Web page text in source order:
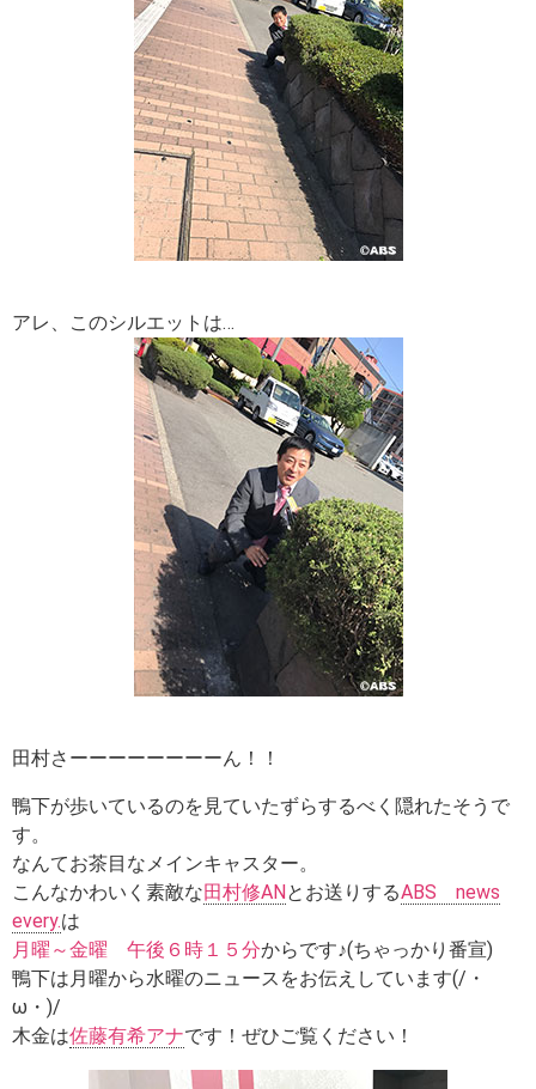
アレ、このシルエットは…
田村さーーーーーーーーん！！
鴨下が歩いているのを見ていたずらするべく隠れたそうで
す。
なんてお茶目なメインキャスター。
こんなかわいく素敵な田村修AN とお送りするABS news
every.は
月曜～金曜 午後６時１５分からです♪(ちゃっかり番宣)
鴨下は月曜から水曜のニュースをお伝えしています(/・
ω・)/
木金は佐藤有希アナです！ぜひご覧ください！